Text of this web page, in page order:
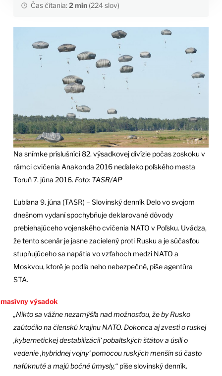
Čas čítania:2 min(224 slov)
Na snímke príslušníci 82. výsadkovej divízie počas zoskoku v
rámci cvičenia Anakonda 2016 neďaleko poľského mesta
Toruň 7. júna 2016. Foto: TASR/AP
Ľubľana 9. júna (TASR) – Slovinský denník Delo vo svojom
dnešnom vydaní spochybňuje deklarované dôvody
prebiehajúceho vojenského cvičenia NATO v Poľsku. Uvádza,
že tento scenár je jasne zacielený proti Rusku a je súčasťou
stupňujúceho sa napätia vo vzťahoch medzi NATO a
Moskvou, ktoré je podľa neho nebezpečné, píše agentúra
STA.
výsadok
„Nikto sa vážne nezamýšľa nad možnosťou, že by Rusko
zaútočilo na členskú krajinu NATO. Dokonca aj zvesti o ruskej
‚kybernetickej destabilizácii‘ pobaltských štátov a úsilí o
vedenie ‚hybridnej vojny‘ pomocou ruských menšín sú často
nafúknuté a majú bočné úmysly,“píše slovinský denník.